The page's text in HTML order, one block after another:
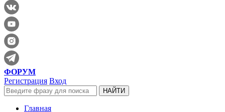
ФОРУМ
Регистрация Вход
Главная